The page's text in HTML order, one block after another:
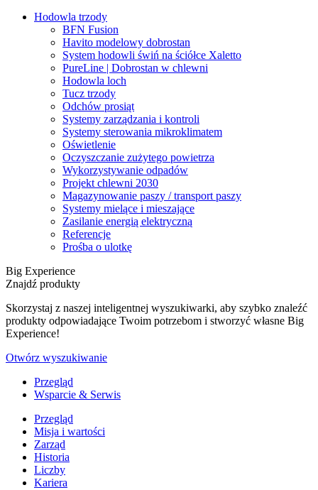
Hodowla trzody
BFN Fusion
Havito modelowy dobrostan
System hodowli świń na ściółce Xaletto
PureLine | Dobrostan w chlewni
Hodowla loch
Tucz trzody
Odchów prosiąt
Systemy zarządzania i kontroli
Systemy sterowania mikroklimatem
Oświetlenie
Oczyszczanie zużytego powietrza
Wykorzystywanie odpadów
Projekt chlewni 2030
Magazynowanie paszy / transport paszy
Systemy mielące i mieszające
Zasilanie energią elektryczną
Referencje
Prośba o ulotkę
Big Experience
Znajdź produkty
Skorzystaj z naszej inteligentnej wyszukiwarki, aby szybko znaleźć
produkty odpowiadające Twoim potrzebom i stworzyć własne Big
Experience!
Otwórz wyszukiwanie
Przegląd
Wsparcie & Serwis
Przegląd
Misja i wartości
Zarząd
Historia
Liczby
Kariera